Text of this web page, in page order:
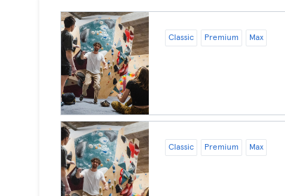
Classic Premium Max
Classic Premium Max